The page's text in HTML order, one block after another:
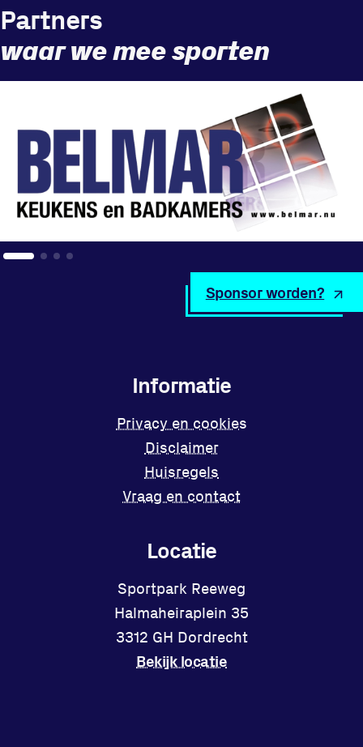
Vraag en contact
Locatie
Sportpark Reeweg
Halmaheiraplein 35
3312 GH Dordrecht
Bekijk locatie
Informatie
Privacy en cookies
Disclaimer
Huisregels
Vraag en contact
Partners
waar we mee sporten
Sponsor worden?